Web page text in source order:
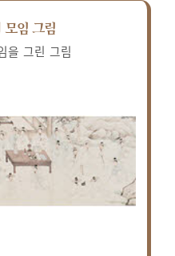
임 그림
을 그린 그림